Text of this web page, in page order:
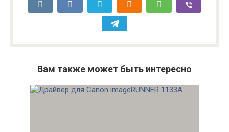
Вам также может быть интересно